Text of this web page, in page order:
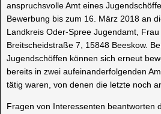
anspruchsvolle Amt eines
Bewerbung bis zum 16. März 2018 an
Landkreis Oder-Spree Jugendamt, Frau
Breitscheidstraße 7, 15848 Beeskow.
Jugendschöffen können sich erneut
bereits in zwei aufeinanderfolgenden
tätig waren, von denen die letzte noch
Fragen von Interessenten beantworten